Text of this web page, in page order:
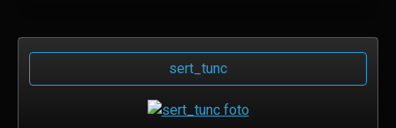
sert_tunc